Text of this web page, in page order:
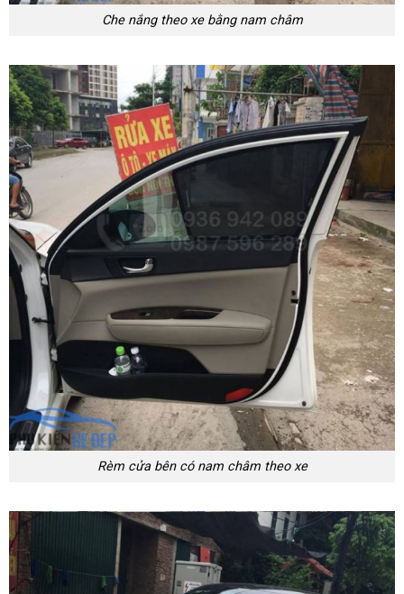
Che nắng theo xe bằng nam châm
Rèm cửa bên có nam châm theo xe